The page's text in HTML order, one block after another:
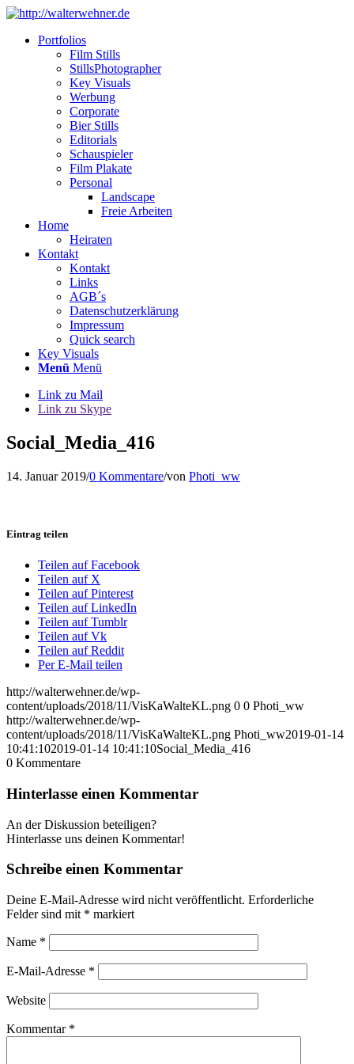
Portfolios
Film Stills
StillsPhotographer
Key Visuals
Werbung
Corporate
Bier Stills
Editorials
Schauspieler
Film Plakate
Personal
Landscape
Freie Arbeiten
Home
Heiraten
Kontakt
Kontakt
Links
AGB´s
Datenschutzerklärung
Impressum
Quick search
Key Visuals
Menü Menü
Link zu Mail
Link zu Skype
Social_Media_416
14. Januar 2019/0 Kommentare/von Photi_ww
Eintrag teilen
Teilen auf Facebook
Teilen auf X
Teilen auf Pinterest
Teilen auf LinkedIn
Teilen auf Tumblr
Teilen auf Vk
Teilen auf Reddit
Per E-Mail teilen
http://walterwehner.de/wp-
content/uploads/2018/11/VisKaWalteKL.png 0 0 Photi_ww
http://walterwehner.de/wp-
content/uploads/2018/11/VisKaWalteKL.png Photi_ww2019-01-14
10:41:102019-01-14 10:41:10Social_Media_416
0 Kommentare
Hinterlasse einen Kommentar
An der Diskussion beteiligen?
Hinterlasse uns deinen Kommentar!
Schreibe einen Kommentar
Deine E-Mail-Adresse wird nicht veröffentlicht. Erforderliche
Felder sind mit * markiert
Name *
E-Mail-Adresse *
Website
Kommentar *